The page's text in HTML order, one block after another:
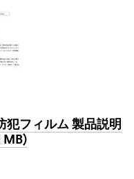
フィルム 製品説明
MB)